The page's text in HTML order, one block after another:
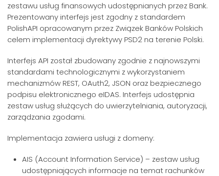
zestawu usług finansowych udostępnianych przez Bank.
Prezentowany interfejs jest zgodny z standardem
PolishAPI opracowanym przez Związek Banków Polskich
celem implementacji dyrektywy PSD2 na terenie Polski.
Interfejs API został zbudowany zgodnie z najnowszymi
standardami technologicznymi z wykorzystaniem
mechanizmów REST, OAuth2, JSON oraz bezpiecznego
podpisu elektronicznego eIDAS. Interfejs udostępnia
zestaw usług służących do uwierzytelniania, autoryzacji,
zarządzania zgodami.
Implementacja zawiera usługi z domeny:
AIS (Account Information Service) – zestaw usług
udostępniających informacje na temat rachunków